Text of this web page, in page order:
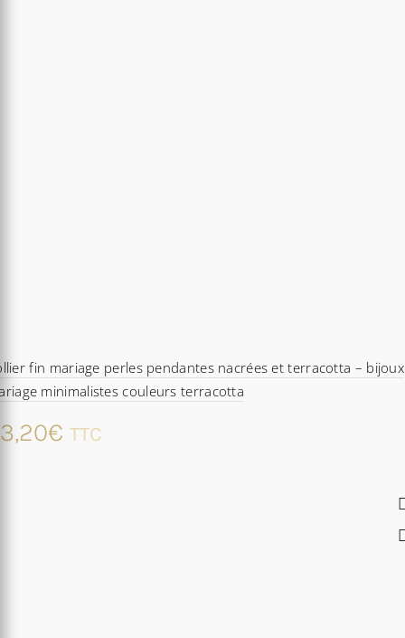
fin mariage perles pendantes nacrées et terracotta – bijoux
minimalistes couleurs terracotta
€ TTC